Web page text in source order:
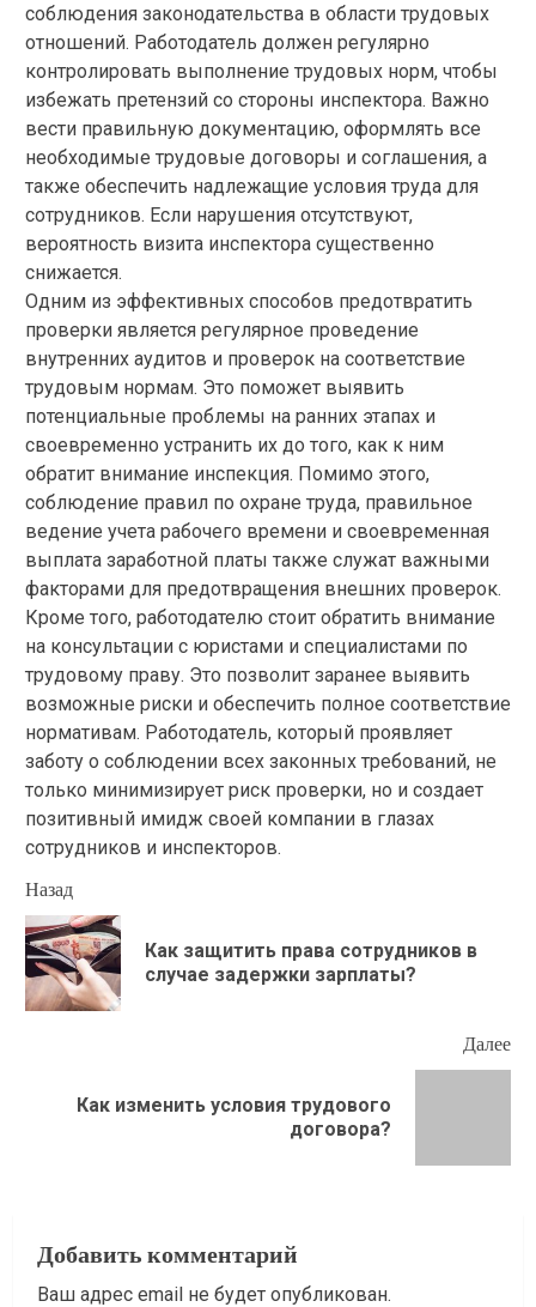
соблюдения законодательства в области трудовых
отношений. Работодатель должен регулярно
контролировать выполнение трудовых норм, чтобы
избежать претензий со стороны инспектора. Важно
вести правильную документацию, оформлять все
необходимые трудовые договоры и соглашения, а
также обеспечить надлежащие условия труда для
сотрудников. Если нарушения отсутствуют,
вероятность визита инспектора существенно
снижается.
Одним из эффективных способов предотвратить
проверки является регулярное проведение
внутренних аудитов и проверок на соответствие
трудовым нормам. Это поможет выявить
потенциальные проблемы на ранних этапах и
своевременно устранить их до того, как к ним
обратит внимание инспекция. Помимо этого,
соблюдение правил по охране труда, правильное
ведение учета рабочего времени и своевременная
выплата заработной платы также служат важными
факторами для предотвращения внешних проверок.
Кроме того, работодателю стоит обратить внимание
на консультации с юристами и специалистами по
трудовому праву. Это позволит заранее выявить
возможные риски и обеспечить полное соответствие
нормативам. Работодатель, который проявляет
заботу о соблюдении всех законных требований, не
только минимизирует риск проверки, но и создает
позитивный имидж своей компании в глазах
сотрудников и инспекторов.
Продолжить
чтение
Назад
Как защитить права сотрудников в
случае задержки зарплаты?
Далее
Следующая
Как изменить условия трудового
договора?
Добавить комментарий
Ваш адрес email не будет опубликован.